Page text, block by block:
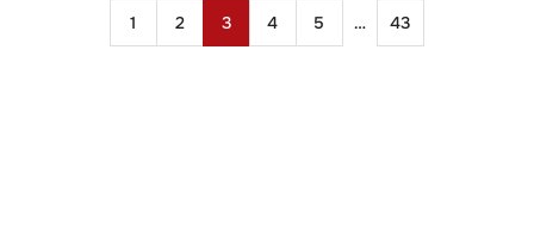
Пагінація
1 2 3 4 5 … 43